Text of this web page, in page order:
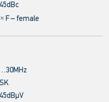
F – female